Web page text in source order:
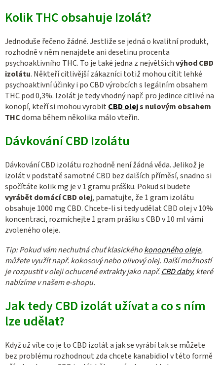
Kolik THC obsahuje Izolát?
Jednoduše řečeno žádné. Jestliže se jedná o kvalitní produkt,
rozhodně v něm nenajdete ani desetinu procenta
psychoaktivního THC. To je také jedna z největšíchvýhod CBD
izolátu. Někteří citlivější zákazníci totiž mohou cítit lehké
psychoaktivní účinky i po CBD výrobcích s legálním obsahem
THC pod 0,3%. Izolát je tedy vhodný např. pro jedince citlivé na
konopí, kteří si mohou vyrobit CBD olejs nulovým obsahem
THCdoma během několika málo vteřin.
Dávkování CBD Izolátu
Dávkování CBD izolátu rozhodně není žádná věda. Jelikož je
izolát v podstatě samotné CBD bez dalších příměsí, snadno si
spočítáte kolik mg je v 1 gramu prášku. Pokud si budete
vyrábět domácí CBD olej, pamatujte, že 1 gram izolátu
obsahuje 1000 mg CBD. Chcete-li si tedy udělat CBD olej v 10%
koncentraci, rozmíchejte 1 gram prášku s CBD v 10 ml vámi
zvoleného oleje.
Tip: Pokud vám nechutná chuť klasickéhokonopného oleje,
můžete využít např. kokosový nebo olivový olej. Další možností
je rozpustit v oleji ochucené extrakty jako např. CBD daby, které
nabízíme v našem e-shopu.
Jak tedy CBD izolát užívat a co s ním
lze udělat?
Když už víte co je to CBD izolát a jak se vyrábí tak se můžete
bez problému rozhodnout zda chcete kanabidiol v této formě